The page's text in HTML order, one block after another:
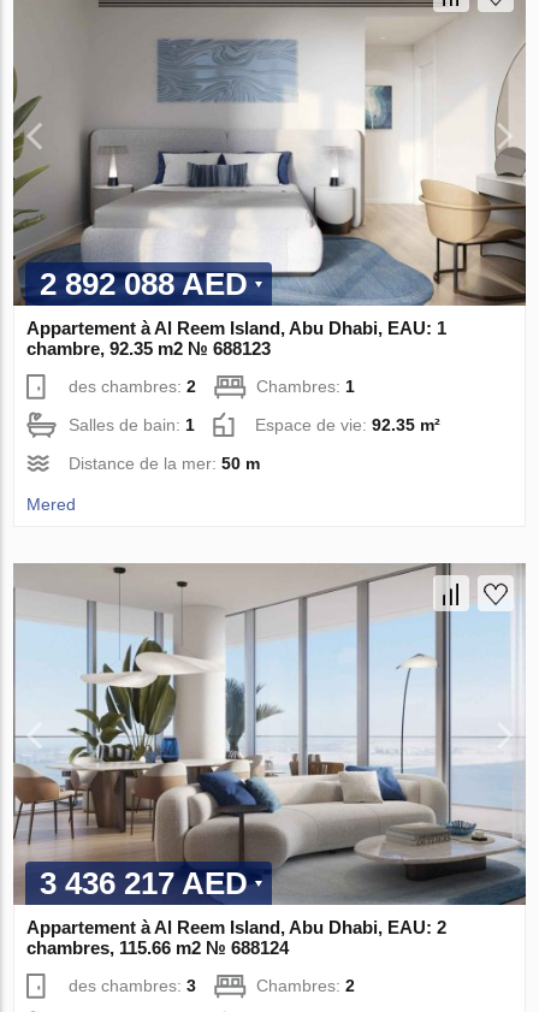
2 892 088 AED
Appartement à Al Reem Island, Abu Dhabi, EAU: 1
chambre, 92.35 m2 № 688123
des chambres:2 Chambres: 1
Salles de bain: 1 Espace de vie:92.35 m²
Distance de la mer:50 m
Mered
3 436 217 AED
Appartement à Al Reem Island, Abu Dhabi, EAU: 2
chambres, 115.66 m2 № 688124
des chambres:3 Chambres:2